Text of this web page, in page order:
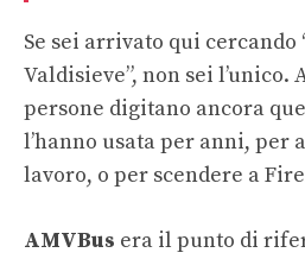
Se sei arrivato qui
Valdisieve”, non sei l’unico.
persone digitano ancora
l’hanno usata per anni, per
lavoro, o per scendere a
AMVBus era il punto di